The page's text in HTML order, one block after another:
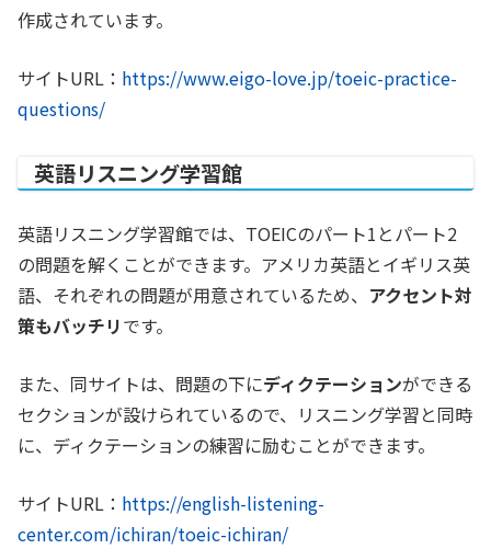
作成されています。
サイトURL： https://www.eigo-love.jp/toeic-practice-
questions/
英語リスニング学習館
英語リスニング学習館では、TOEICのパート1とパート2
の問題を解くことができます。アメリカ英語とイギリス英
語、それぞれの問題が用意されているため、 アクセント対
策もバッチリです。
また、同サイトは、問題の下にディクテーションができる
セクションが設けられているので、リスニング学習と同時
に、ディクテーションの練習に励むことができます。
サイトURL： https://english-listening-
center.com/ichiran/toeic-ichiran/